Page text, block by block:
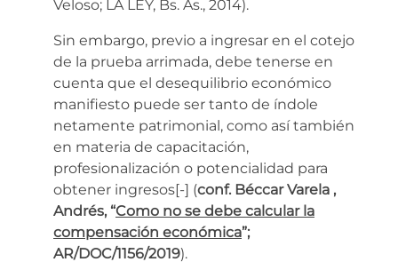
Veloso; LA LEY, Bs. As., 2014).
Sin embargo, previo a ingresar en el cotejo
de la prueba arrimada, debe tenerse en
cuenta que el desequilibrio económico
manifiesto puede ser tanto de índole
netamente patrimonial, como así también
en materia de capacitación,
profesionalización o potencialidad para
obtener ingresos[-] (conf. Béccar Varela ,
Andrés, “Como no se debe calcular la
compensación económica”;
AR/DOC/1156/2019).